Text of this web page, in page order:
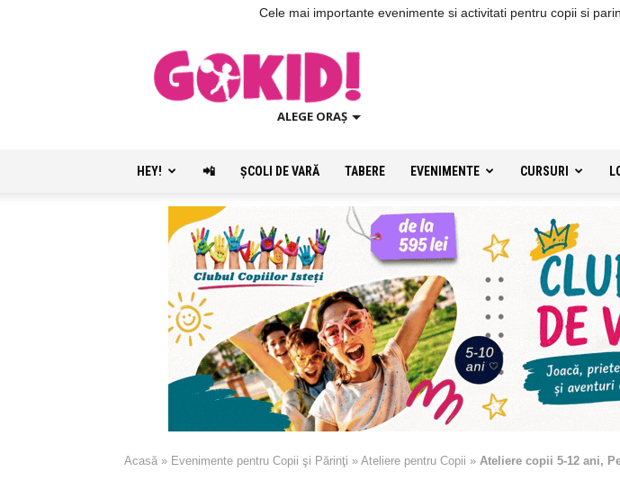
Cele mai importante evenimente si activitati pentru copii si
ALEGE ORAȘ
HEY! 📲 ŞCOLI DE VARĂ TABERE EVENIMENTE CURSURI
Acasă » Evenimente pentru Copii şi Părinţi » Ateliere pentru Copii » Ateliere copii 5-12 ani,